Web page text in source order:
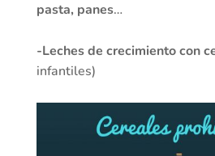
pasta, panes…
-Leches de crecimiento con
infantiles)